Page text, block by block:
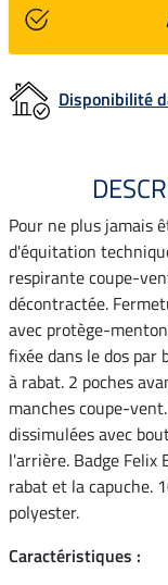
Disponibilité
Pour ne plus jamais
d'équitation
respirante coupe-
décontractée.
avec protège-
fixée dans le dos par
à rabat. 2 poches
manches coupe-
dissimulées avec
l'arrière. Badge Felix
rabat et la capuche.
polyester.
Caractéristiques :